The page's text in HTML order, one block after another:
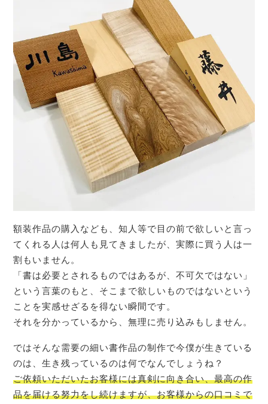
額装作品の購入なども、知人等で目の前で欲しいと言っ
てくれる人は何人も見てきましたが、実際に買う人は一
割もいません。
「書は必要とされるものではあるが、不可欠ではない」
という言葉のもと、そこまで欲しいものではないという
ことを実感せざるを得ない瞬間です。
それを分かっているから、無理に売り込みもしません。
ではそんな需要の細い書作品の制作で今僕が生きている
のは、生き残っているのは何でなんでしょうね？
ご依頼いただいたお客様には真剣に向き合い、最高の作
品を届ける努力をし続けますが、お客様からの口コミで